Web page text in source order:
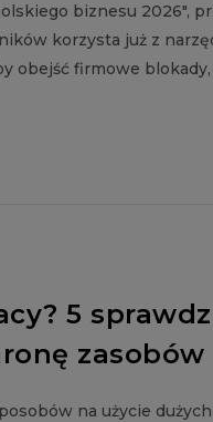
biznesu 2026",
korzysta już z
obejść firmowe
5
zasobów
na użycie